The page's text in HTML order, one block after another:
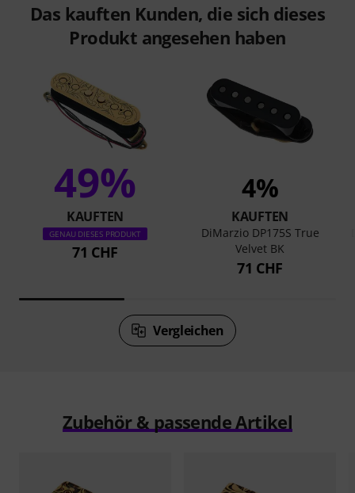
Das kauften Kunden, die sich dieses
Produkt angesehen haben
49%
KAUFTEN
GENAU DIESES PRODUKT
71 CHF
4%
KAUFTEN
DiMarzio DP175S True
Velvet BK
71 CHF
Vergleichen
Zubehör & passende Artikel